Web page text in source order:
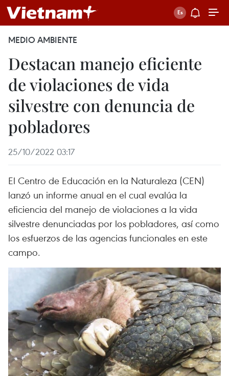
MEDIO AMBIENTE
Destacan manejo eficiente
de violaciones de vida
silvestre con denuncia de
pobladores
25/10/2022 03:17
El Centro de Educación en la Naturaleza (CEN)
lanzó un informe anual en el cual evalúa la
eficiencia del manejo de violaciones a la vida
silvestre denunciadas por los pobladores, así como
los esfuerzos de las agencias funcionales en este
campo.